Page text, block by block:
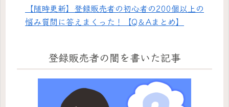
【随時更新】登録販売者の初心者の200個以上の
悩み質問に答えまくった！【Q＆Aまとめ】
登録販売者の闇を書いた記事